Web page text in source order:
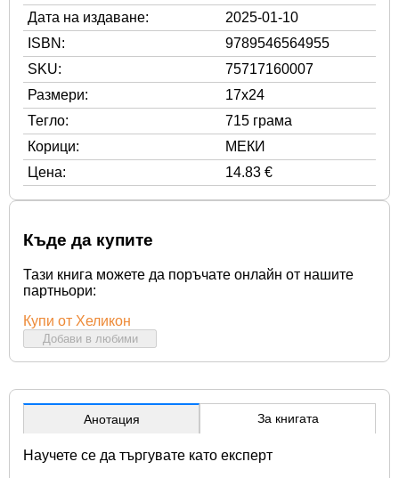
Дата на издаване:
2025-01-10
ISBN:
9789546564955
SKU:
75717160007
Размери:
17x24
Тегло:
715 грама
Корици:
МЕКИ
Цена:
14.83 €
Къде да купите
Тази книга можете да поръчате онлайн от нашите
партньори:
Купи от Хеликон
Добави в любими
Анотация За книгата
Научете се да търгувате като експерт